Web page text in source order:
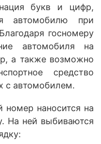
букв и цифр,
автомобилю при
госномеру
автомобиля на
а также возможно
средство
с автомобилем.
номер наносится на
На ней выбиваются